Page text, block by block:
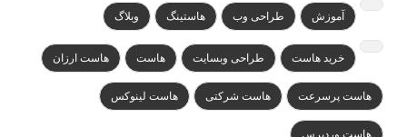
آموزش طراحی وب هاستینگ وبلاگ
خرید هاست طراحی وبسایت هاست هاست ارزان
هاست پرسرعت هاست شرکتی هاست لینوکس
هاست وردپرس